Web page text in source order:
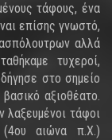
τάφους, ένα
επίσης γνωστό,
αλλά
τυχεροί,
στο σημείο
αξιοθέατο.
λαξευμένοι τάφοι
αιώνα π.Χ.)